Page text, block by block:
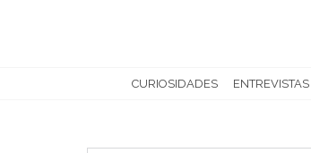
CURIOSIDADES ENTREVISTAS